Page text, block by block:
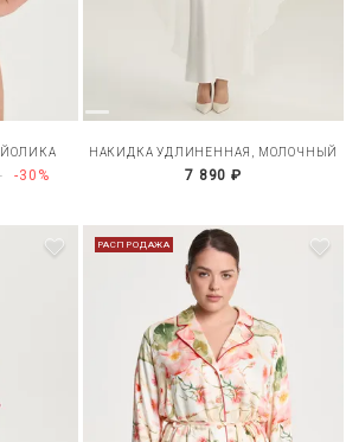
-30%
НАКИДКА УДЛИНЕННАЯ, МОЛОЧНЫЙ
7 890 ₽
РАСПРОДАЖА